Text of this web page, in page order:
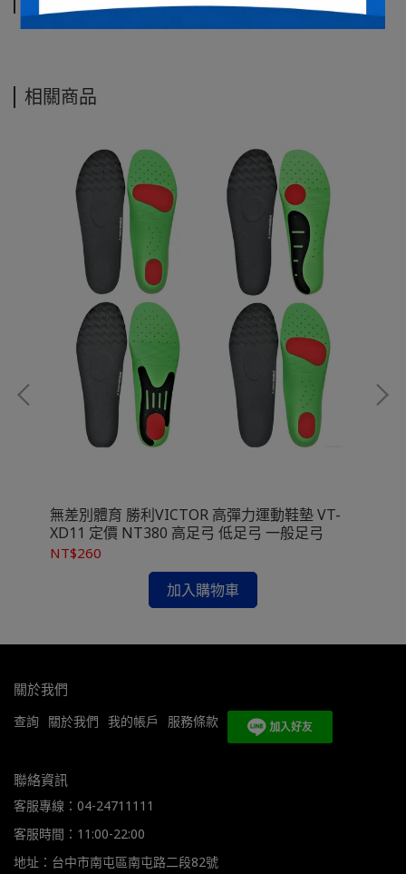
相關商品
無差別體育 勝利VICTOR 高彈力運動鞋墊 VT-
XD11 定價 NT380 高足弓 低足弓 一般足弓
NT$260
加入購物車
關於我們
查詢 關於我們 我的帳戶 服務條款
聯絡資訊
客服專線：04-24711111
客服時間：11:00-22:00
地址：台中市南屯區南屯路二段82號